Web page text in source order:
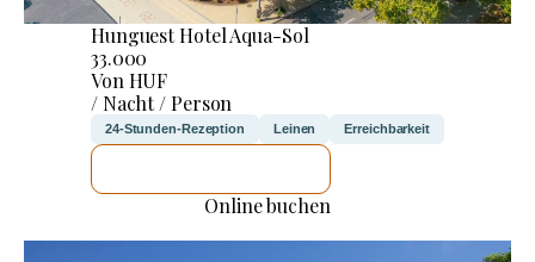
Hunguest Hotel Aqua-Sol
33.000
Von HUF
/ Nacht / Person
24-Stunden-Rezeption Leinen Erreichbarkeit
Online buchen